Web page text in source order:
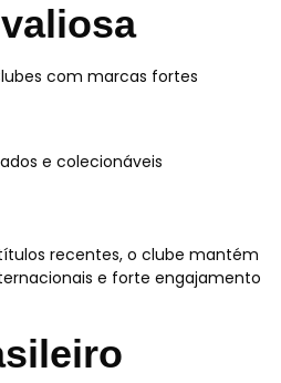
com marcas fortes
e colecionáveis
recentes, o clube mantém
e forte engajamento